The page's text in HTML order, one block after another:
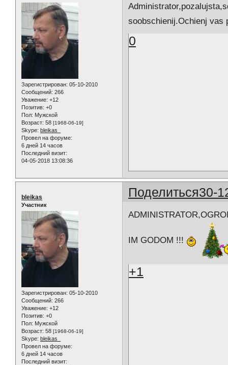
Зарегистрирован: 05-10-2010
Сообщений: 266
Уважение: +12
Позитив: +0
Пол: Мужской
Возраст: 58 [1968-06-19]
Skype: bleikas_
Провел на форуме:
6 дней 14 часов
Последний визит:
04-05-2018 13:08:36
soobschienij.Ochienj vas
0
Поделиться30-
bleikas
Участник
Зарегистрирован: 05-10-2010
Сообщений: 266
Уважение: +12
Позитив: +0
Пол: Мужской
Возраст: 58 [1968-06-19]
Skype: bleikas_
Провел на форуме:
6 дней 14 часов
Последний визит:
IM GODOM !!!
+1